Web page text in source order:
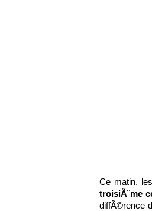
Ce matin,
troisiÃ¨me
diffÃ©rence